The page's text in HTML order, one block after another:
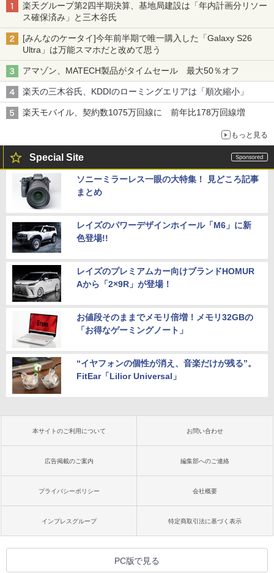
楽天グループ第2四半期決算、基地局建設は「年内計画分リソー
ス確保済み」と三木谷氏
[みんなのケータイ]今年前半期で唯一購入した「Galaxy S26
Ultra」は万能スマホだと改めて思う
アマゾン、MATECH製品がタイムセール 最大50％オフ
楽天の三木谷氏、KDDIのローミングエリアは「順次縮小」
楽天モバイル、契約数1075万回線に 前年比178万回線増
もっと見る
Special Site
ソニーミラーレス一眼の大特集！ 見どころ記事
まとめ
レイズのパワーデザインホイール「M6」に新
色登場!!
レイズのプレミアムカー向けブランドHOMUR
Aから「2×9R」が登場！
お値段そのままでメモリ倍増！メモリ32GBの
「お得なゲーミングノート」
“イヤフォンの個性が消え、音楽だけが残る”。
FitEar「Lilior Universal」
本サイトのご利用について お問い合わせ
広告掲載のご案内 編集部へのご連絡
プライバシーポリシー 会社概要
インプレスグループ 特定商取引法に基づく表示
PC版で見る